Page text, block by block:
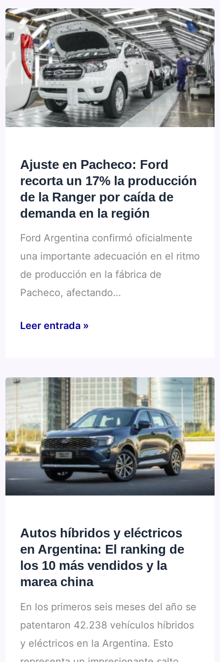
2026:
¿Qué
Autos
están
Comprando
los
Argentinos
Ajuste en Pacheco: Ford
recorta un 17% la producción
de la Ranger por caída de
demanda en la región
Ford Argentina confirmó oficialmente
una importante adecuación en el ritmo
de producción en la fábrica de
Pacheco, afectando…
Ajuste
Ford
recorta
un
17%
la
producción
de
Ranger
por
caída
de
Leer entrada »
Autos híbridos y eléctricos
en Argentina: El ranking de
los 10 más vendidos y la
marea china
En los primeros seis meses del año se
patentaron 42.238 vehículos híbridos
y eléctricos en la Argentina. Esto